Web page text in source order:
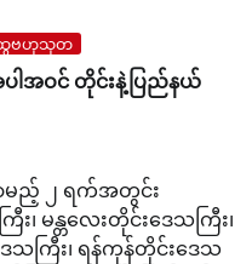
ဗဟုသုတ
အဝင် တိုင်းနဲ့ပြည်နယ်
မည့် ၂ ရက်အတွင်း
၊ မန္တလေးတိုင်းဒေသကြီး၊
သကြီး၊ ရန်ကုန်တိုင်းဒေသ